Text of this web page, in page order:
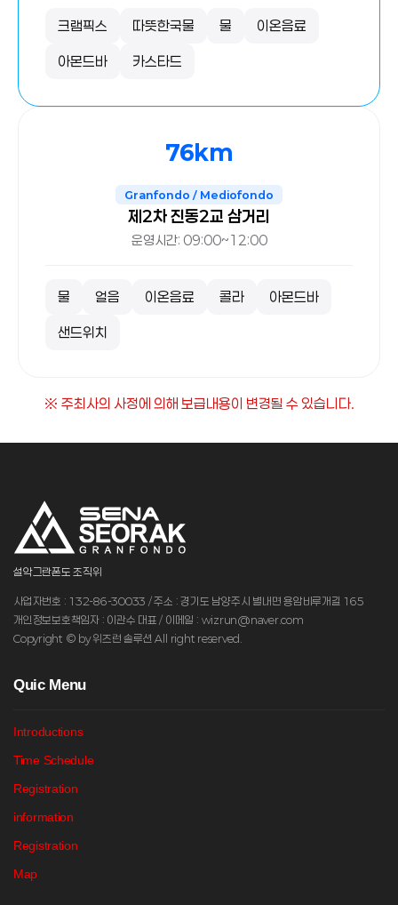
크램픽스 따뜻한국물 물 이온음료
아몬드바 카스타드
76km
Granfondo / Mediofondo
제2차 진동2교 삼거리
운영시간: 09:00~12:00
물 얼음 이온음료 콜라 아몬드바
샌드위치
※ 주최사의 사정에 의해 보급내용이 변경될 수 있습니다.
설악그란폰도 조직위
사업자번호 : 132-86-30033 / 주소 : 경기도 남양주시 별내면 용암비루개길 165
개인정보보호책임자 : 이관수 대표 / 이메일 : wizrun@naver.com
Copyright © by 위즈런 솔루션 All right reserved.
Quic Menu
Introductions
Time Schedule
Registration
information
Registration
Map